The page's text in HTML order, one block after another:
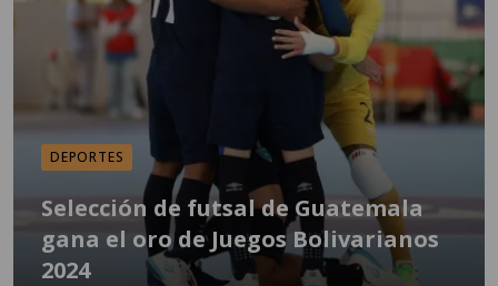
DEPORTES
Selección de futsal de Guatemala
gana el oro de Juegos Bolivarianos
2024